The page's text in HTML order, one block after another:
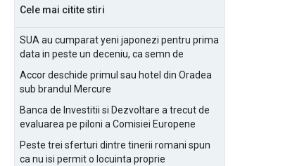
Cele mai citite stiri
SUA au cumparat yeni japonezi pentru prima
data in peste un deceniu, ca semn de
Accor deschide primul sau hotel din Oradea
sub brandul Mercure
Banca de Investitii si Dezvoltare a trecut de
evaluarea pe piloni a Comisiei Europene
Peste trei sferturi dintre tinerii romani spun
ca nu isi permit o locuinta proprie